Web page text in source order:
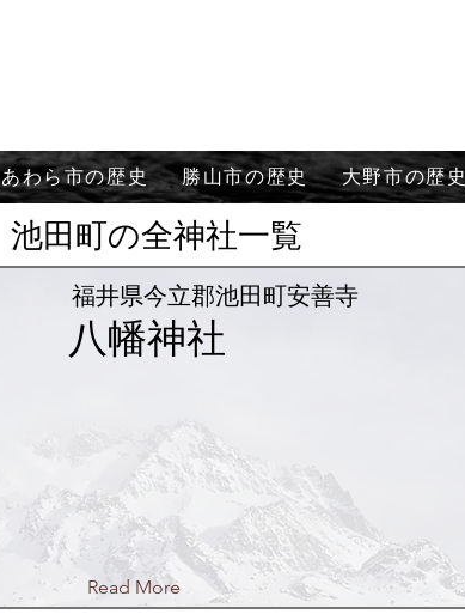
あわら市の歴史 勝山市の歴史 大野市の歴史
池田町の全神社一覧
福井県今立郡池田町安善寺
八幡神社
Read More